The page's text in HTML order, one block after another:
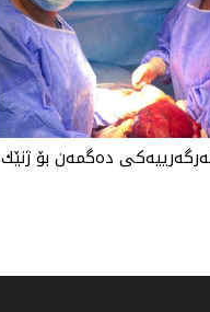
دەگمەن بۆ ژنێك